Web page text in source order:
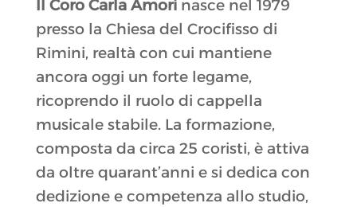
Il Coro Carla Amorinasce nel 1979
presso la Chiesa del Crocifisso di
Rimini, realtà con cui mantiene
ancora oggi un forte legame,
ricoprendo il ruolo di cappella
musicale stabile. La formazione,
composta da circa 25 coristi, è attiva
da oltre quarant’anni e si dedica con
dedizione e competenza allo studio,